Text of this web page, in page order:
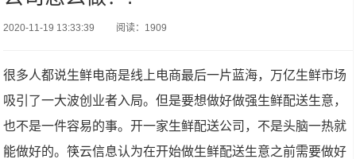
2020-11-19 13:33:39 阅读：1909
很多人都说生鲜电商是线上电商最后一片蓝海，万亿生鲜市场
吸引了一大波创业者入局。但是要想做好做强生鲜配送生意，
也不是一件容易的事。开一家生鲜配送公司，不是头脑一热就
能做好的。筷云信息认为在开始做生鲜配送生意之前需要做好